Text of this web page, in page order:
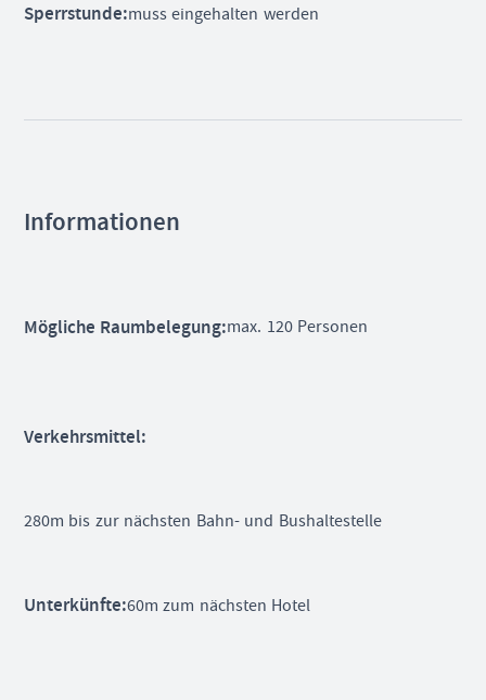
Sperrstunde:muss eingehalten werden
Informationen
Mögliche Raumbelegung:max. 120 Personen
Verkehrsmittel:
280m bis zur nächsten Bahn- und Bushaltestelle
Unterkünfte:60m zum nächsten Hotel